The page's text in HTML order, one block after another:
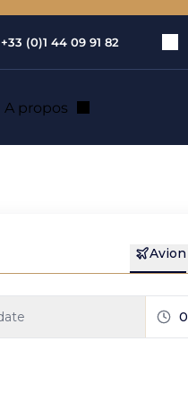
+33 (0)1 44 09 91 82
A propos